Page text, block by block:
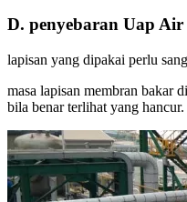
D. penyebaran Uap Air
lapisan yang dipakai perlu
masa lapisan membran bakar
bila benar terlihat yang hancur.